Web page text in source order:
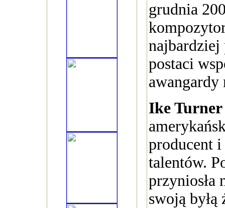
grudnia
postaci
awangardy
Ike Turner
producent
talentów.
przyniosła
swoją byłą